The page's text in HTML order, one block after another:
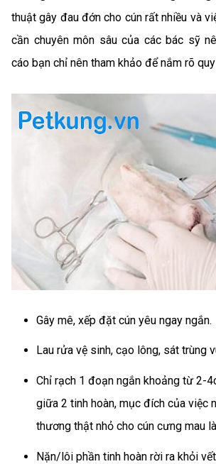
thuật gây đau đớn cho cún rất nhiều và
cần chuyên môn sâu của các bác sỹ
cáo bạn chỉ nên tham khảo để nắm rõ
Gây mê, xếp đặt cún yêu ngay ngắn.
Lau rửa vệ sinh, cạo lông, sát trùng
Chỉ rạch 1 đoạn ngắn khoảng từ 2-
giữa 2 tinh hoàn, mục đích của việc
thương thật nhỏ cho cún cưng mau
Nặn/lôi phần tinh hoàn rời ra khỏi